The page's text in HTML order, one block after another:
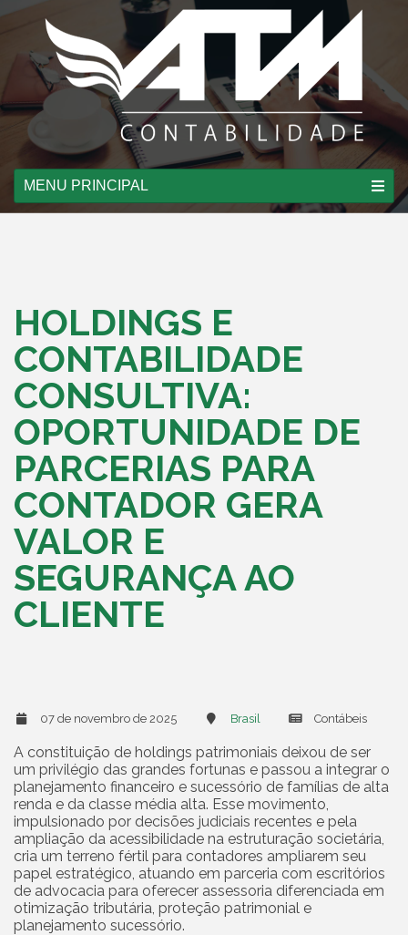
MENU PRINCIPAL
HOLDINGS E
CONTABILIDADE
CONSULTIVA:
OPORTUNIDADE DE
PARCERIAS PARA
CONTADOR GERA
VALOR E
SEGURANÇA AO
CLIENTE
07 de novembro de 2025 Brasil Contábeis
A constituição de holdings patrimoniais deixou de ser
um privilégio das grandes fortunas e passou a integrar o
planejamento financeiro e sucessório de famílias de alta
renda e da classe média alta. Esse movimento,
impulsionado por decisões judiciais recentes e pela
ampliação da acessibilidade na estruturação societária,
cria um terreno fértil para contadores ampliarem seu
papel estratégico, atuando em parceria com escritórios
de advocacia para oferecer assessoria diferenciada em
otimização tributária, proteção patrimonial e
planejamento sucessório.